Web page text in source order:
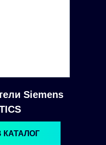
Siemens
КАТАЛОГ